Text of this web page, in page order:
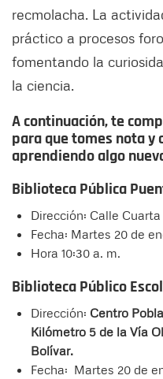
recmolacha. La
práctico a procesos
fomentando la
la ciencia.
A continuación, te
para que tomes nota y
aprendiendo algo
Biblioteca Pública
Dirección: Calle Cuarta
Fecha: Martes 20 de
Hora 10:30 a. m.
Biblioteca Público
Dirección: Centro
Kilómetro 5 de la Vía
Bolívar.
Fecha: Martes 20 de